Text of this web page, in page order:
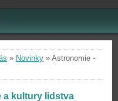
» Novinky » Astronomie -
a kultury lidstva